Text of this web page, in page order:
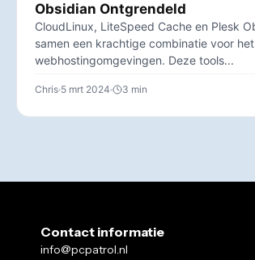
Obsidian Ontgrendeld
CloudLinux, LiteSpeed Cache en Plesk
samen een krachtige combinatie voor
webhostingomgevingen. Deze tools...
Chris 5 mrt 2024 3 min
Contact informatie
info@pcpatrol.nl